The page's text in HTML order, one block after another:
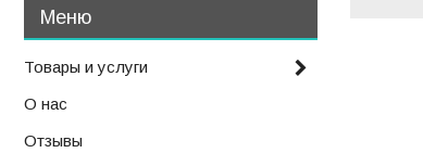
Товары и услуги
О нас
Отзывы